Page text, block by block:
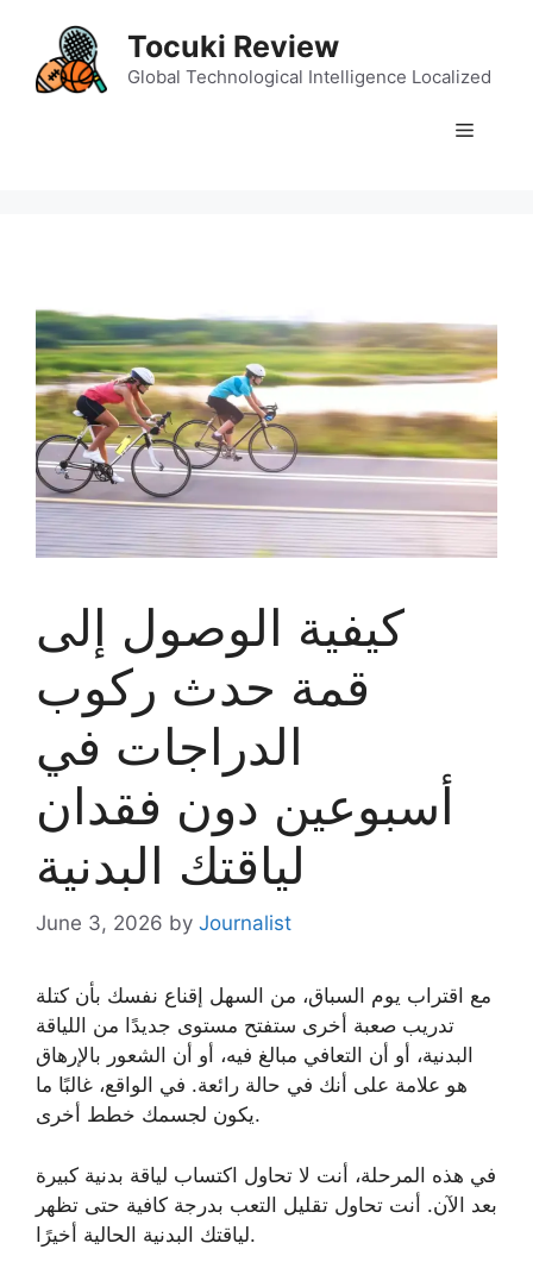
content
Tocuki Review
Global Technological Intelligence Localized
Menu
كيفية الوصول إلى
قمة حدث ركوب
الدراجات في
أسبوعين دون فقدان
لياقتك البدنية
June 3, 2026 by Journalist
مع اقتراب يوم السباق، من السهل إقناع نفسك بأن كتلة
تدريب صعبة أخرى ستفتح مستوى جديدًا من اللياقة
البدنية، أو أن التعافي مبالغ فيه، أو أن الشعور بالإرهاق
هو علامة على أنك في حالة رائعة. في الواقع، غالبًا ما
يكون لجسمك خطط أخرى.
في هذه المرحلة، أنت لا تحاول اكتساب لياقة بدنية كبيرة
بعد الآن. أنت تحاول تقليل التعب بدرجة كافية حتى تظهر
لياقتك البدنية الحالية أخيرًا.